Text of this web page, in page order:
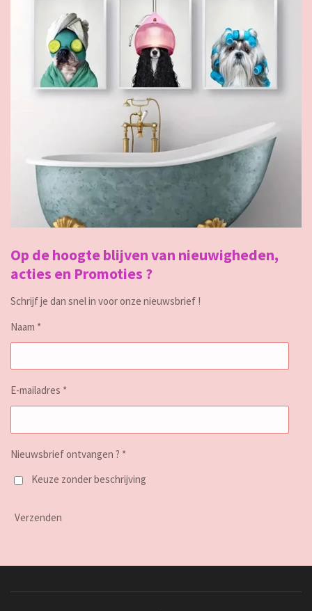
Op de hoogte blijven van nieuwigheden,
acties en Promoties ?
Schrijf je dan snel in voor onze nieuwsbrief !
Naam *
E-mailadres *
Nieuwsbrief ontvangen ? *
Keuze zonder beschrijving
Verzenden